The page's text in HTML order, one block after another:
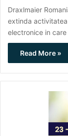
Draxlmaier
extinda
electronice in
Read More »